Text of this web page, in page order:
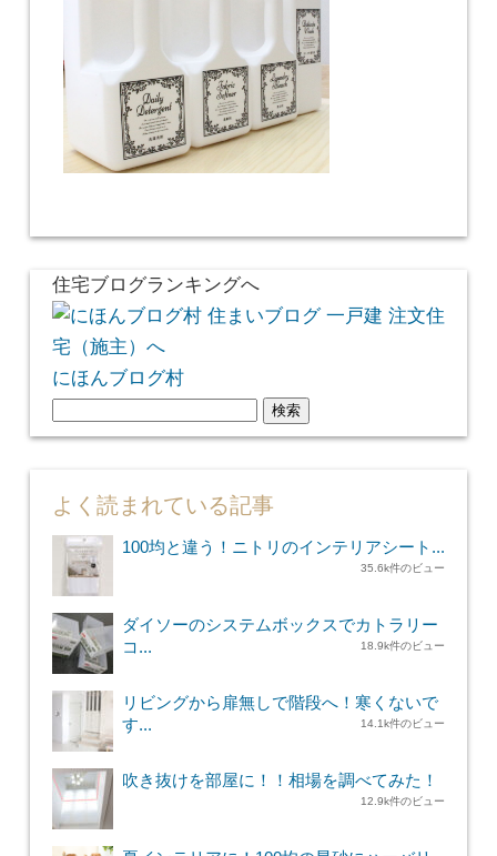
住宅ブログランキングへ
にほんブログ村
索:
よく読まれている記事
100均と違う！ニトリのインテリアシート...
35.6k件のビュー
ダイソーのシステムボックスでカトラリー
コ...
18.9k件のビュー
リビングから扉無しで階段へ！寒くないで
す...
14.1k件のビュー
吹き抜けを部屋に！！相場を調べてみた！
12.9k件のビュー